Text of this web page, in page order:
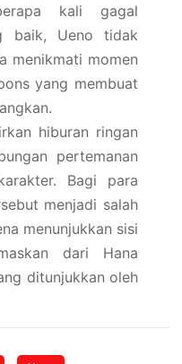
kali gagal
baik, Ueno tidak
menikmati momen
yang membuat
hiburan ringan
pertemanan
Bagi para
menjadi salah
menunjukkan sisi
dari Hana
ditunjukkan oleh